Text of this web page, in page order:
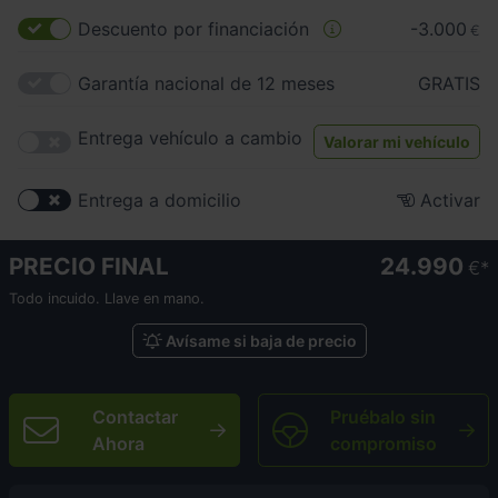
Descuento por financiación -3.000 €
Garantía nacional de 12 meses GRATIS
Entrega vehículo a cambio Valorar mi vehículo
Entrega a domicilio Activar
PRECIO FINAL 24.990 €
Todo incuido. Llave en mano.
Avísame si baja de precio
Contactar
Ahora
Pruébalo sin
compromiso